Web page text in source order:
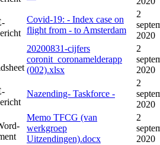
Covid-19: - Index case on
flight from - to Amsterdam
2
2020
20200831-cijfers
coronit_coronamelderapp
(002).xlsx
2
2020
Nazending- Taskforce -
2
2020
Memo TFCG (van
werkgroep
Uitzendingen).docx
2
2020